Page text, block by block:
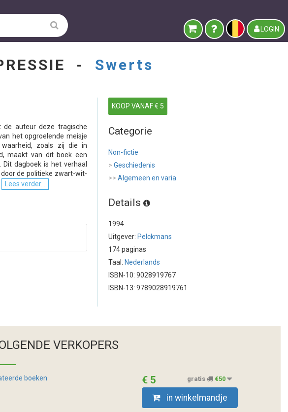
LOGIN
- Swerts
de auteur deze tragische
het opgroelende meisje
zoals zij die in
maakt van dit boek een
dagboek is het verhaal
de politieke zwart-wit-
Lees verder...
KOOP VANAF € 5
Categorie
Non-fictie
> Geschiedenis
>> Algemeen en varia
Details
1994
Uitgever: Pelckmans
174 paginas
Taal: Nederlands
ISBN-10: 9028919767
ISBN-13: 9789028919761
VERKOPERS
boeken € 5 gratis €50
in winkelmandje